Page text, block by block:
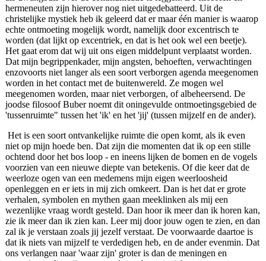
hermeneuten zijn hierover nog niet uitgedebatteerd. Uit de
christelijke mystiek heb ik geleerd dat er maar één manier is waarop
echte ontmoeting mogelijk wordt, namelijk door excen­trisch te
worden (dat lijkt op excentriek, en dat is het ook wel een beetje).
Het gaat erom dat wij uit ons eigen middelpunt verplaatst worden.
Dat mijn begrippenkader, mijn angsten, behoeften, verwachtingen
enzovoorts niet langer als een soort verborgen agenda meegenomen
worden in het contact met de buitenwereld. Ze mogen wel
meegenomen worden, maar niet verborgen, of albeheersend. De
joodse filosoof Buber noemt dit oningevulde ontmoetingsgebied de
'tussenruimte" tussen het 'ik' en het 'jij' (tussen mijzelf en de ander).
Het is een soort ontvankelijke ruimte die open komt, als ik even
niet op mijn hoede ben. Dat zijn die momenten dat ik op een stille
ochtend door het bos loop ‑ en ineens lijken de bomen en de vogels
voorzien van een nieuwe diepte van betekenis. Of die keer dat de
weerloze ogen van een medemens mijn eigen weerloosheid
openleggen en er iets in mij zich omkeert. Dan is het dat er grote
verhalen, symbolen en mythen gaan meeklinken als mij een
wezenlijke vraag wordt gesteld. Dan hoor ik meer dan ik horen kan,
zie ik meer dan ik zien kan. Leer mij door jouw ogen te zien, en dan
zal ik je verstaan zoals jij jezelf verstaat. De voorwaarde daartoe is
dat ik niets van mijzelf te verdedigen heb, en de ander evenmin. Dat
ons verlangen naar 'waar zijn' groter is dan de meningen en